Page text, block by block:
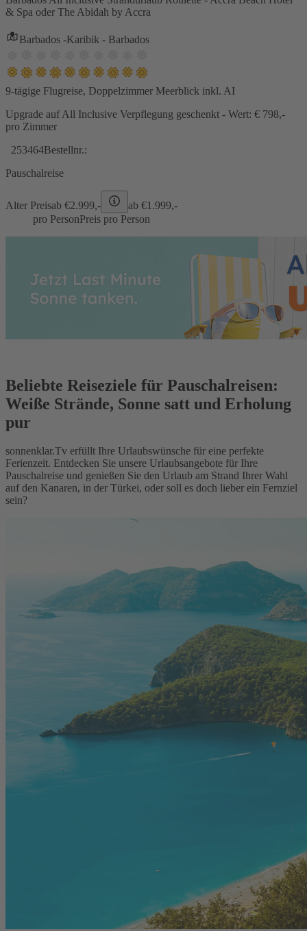
& Spa oder The Abidah by Accra
Barbados -Karibik - Barbados
9-tägige Flugreise, Doppelzimmer Meerblick inkl. AI
Upgrade auf All Inclusive Verpflegung geschenkt - Wert: € 798,-
pro Zimmer
253464Bestellnr.:
Pauschalreise
Alter Preisab €2.999,- ab €1.999,-
pro PersonPreis pro Person
Beliebte Reiseziele für Pauschalreisen:
Weiße Strände, Sonne satt und Erholung
pur
sonnenklar.Tv erfüllt Ihre Urlaubswünsche für eine perfekte
Ferienzeit. Entdecken Sie unsere Urlaubsangebote für Ihre
Pauschalreise und genießen Sie den Urlaub am Strand Ihrer Wahl
auf den Kanaren, in der Türkei, oder soll es doch lieber ein Fernziel
sein?